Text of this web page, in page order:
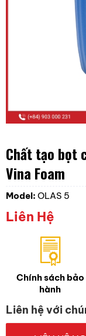
Chất tạo bọt
Vina Foam
Model: OLAS 5
Liên Hệ
Chính sách bảo
hành
Liên hệ với